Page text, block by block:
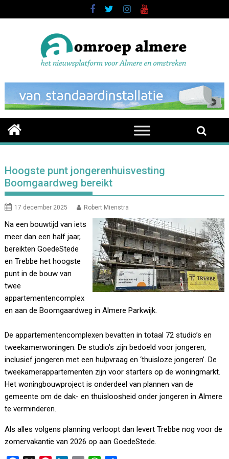
to
Hoogste punt jongerenhuisvesting
Boomgaardweg bereikt
17 december 2025 Robert Mienstra
Na een bouwtijd van iets
meer dan een half jaar,
bereikten GoedeStede
en Trebbe het hoogste
punt in de bouw van
twee
appartementencomplex
en aan de Boomgaardweg in Almere Parkwijk.
De appartementencomplexen bevatten in totaal 72 studio’s en
tweekamerwoningen. De studio’s zijn bedoeld voor jongeren,
inclusief jongeren met een hulpvraag en ‘thuisloze jongeren’. De
tweekamerappartementen zijn voor starters op de woningmarkt.
Het woningbouwproject is onderdeel van plannen van de
gemeente om de dak- en thuisloosheid onder jongeren in Almere
te verminderen.
Als alles volgens planning verloopt dan levert Trebbe nog voor de
zomervakantie van 2026 op aan GoedeStede.